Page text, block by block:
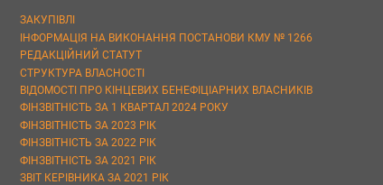
ЗАКУПІВЛІ
ІНФОРМАЦІЯ НА ВИКОНАННЯ ПОСТАНОВИ КМУ № 1266
РЕДАКЦІЙНИЙ СТАТУТ
СТРУКТУРА ВЛАСНОСТІ
ВІДОМОСТІ ПРО КІНЦЕВИХ БЕНЕФІЦІАРНИХ ВЛАСНИКІВ
ФІНЗВІТНІСТЬ ЗА 1 КВАРТАЛ 2024 РОКУ
ФІНЗВІТНІСТЬ ЗА 2023 РІК
ФІНЗВІТНІСТЬ ЗА 2022 РІК
ФІНЗВІТНІСТЬ ЗА 2021 РІК
ЗВІТ КЕРІВНИКА ЗА 2021 РІК